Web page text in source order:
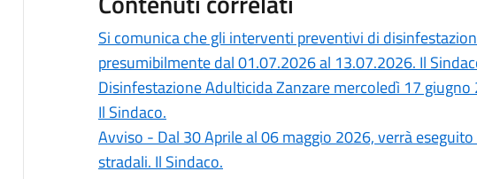
Si comunica che gli interventi preventivi di
presumibilmente dal 01.07.2026 al 13.07.2026. Il
Disinfestazione Adulticida Zanzare mercoledì 17
Il Sindaco.
Avviso - Dal 30 Aprile al 06 maggio 2026, verrà
stradali. Il Sindaco.